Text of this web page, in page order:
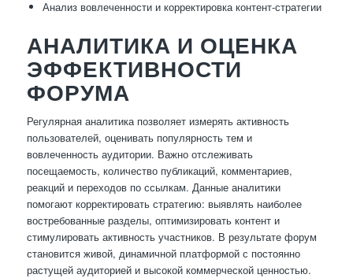
Анализ вовлеченности и корректировка контент-стратегии
АНАЛИТИКА И ОЦЕНКА
ЭФФЕКТИВНОСТИ
ФОРУМА
Регулярная аналитика позволяет измерять активность
пользователей, оценивать популярность тем и
вовлеченность аудитории. Важно отслеживать
посещаемость, количество публикаций, комментариев,
реакций и переходов по ссылкам. Данные аналитики
помогают корректировать стратегию: выявлять наиболее
востребованные разделы, оптимизировать контент и
стимулировать активность участников. В результате форум
становится живой, динамичной платформой с постоянно
растущей аудиторией и высокой коммерческой ценностью.